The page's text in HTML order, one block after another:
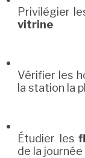
Privilégier
vitrine
Vérifier les
la station la
Étudier les
de la journée